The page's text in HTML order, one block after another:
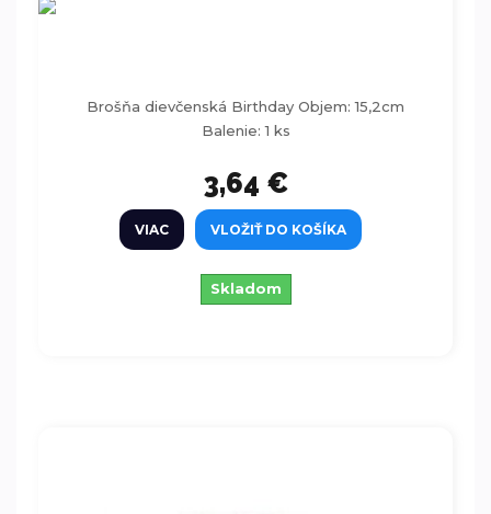
Brošňa dievčenská Birthday Objem: 15,2cm
Balenie: 1 ks
3,64 €
VIAC VLOŽIŤ DO KOŠÍKA
Skladom